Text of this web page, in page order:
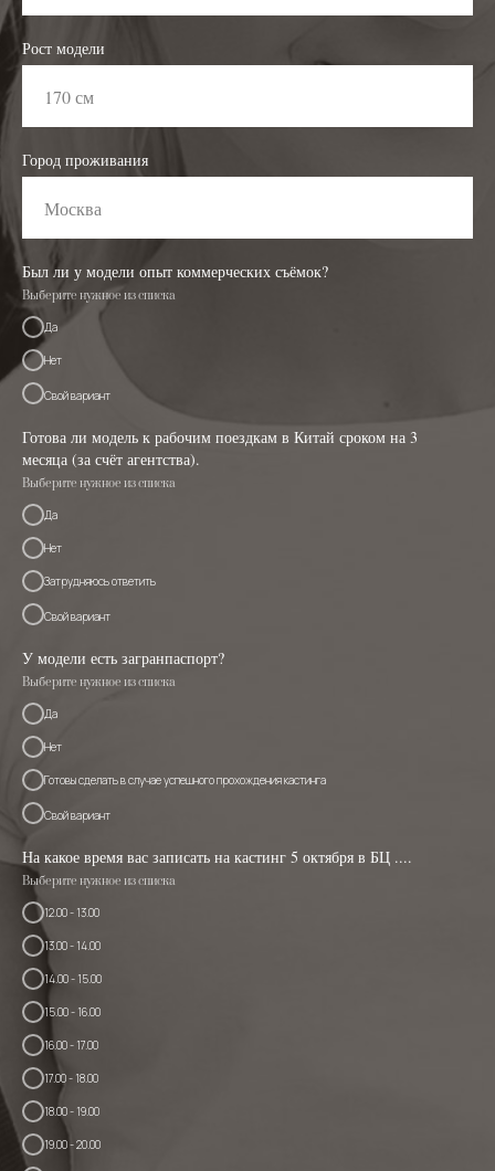
Рост модели
Город проживания
Был ли у модели опыт коммерческих съёмок?
Выберите нужное из списка
Да
Нет
Свой вариант
Готова ли модель к рабочим поездкам в Китай сроком на 3
месяца (за счёт агентства).
Выберите нужное из списка
Да
Нет
Затрудняюсь ответить
Свой вариант
У модели есть загранпаспорт?
Выберите нужное из списка
Да
Нет
Готовы сделать в случае успешного прохождения кастинга
Свой вариант
На какое время вас записать на кастинг 5 октября в БЦ ....
Выберите нужное из списка
12.00 - 13.00
13.00 - 14.00
14.00 - 15.00
15.00 - 16.00
16.00 - 17.00
17.00 - 18.00
18.00 - 19.00
19.00 - 20.00